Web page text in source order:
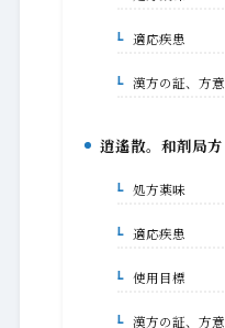
3-2.適応疾患
3-3.漢方の証、方意
4.逍遙散。和剤局方
4-1.処方薬味
4-2.適応疾患
4-3.使用目標
4-4.漢方の証、方意